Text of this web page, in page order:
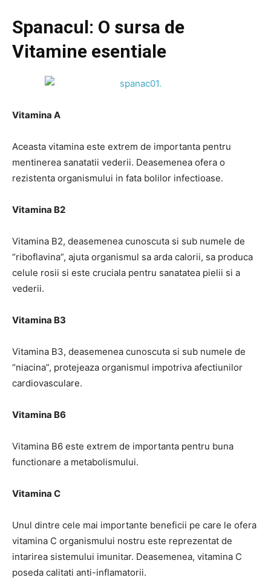
Spanacul: O sursa de
Vitamine esentiale
Vitamina A
Aceasta vitamina este extrem de importanta pentru
mentinerea sanatatii vederii. Deasemenea ofera o
rezistenta organismului in fata bolilor infectioase.
Vitamina B2
Vitamina B2, deasemenea cunoscuta si sub numele de
“riboflavina”, ajuta organismul sa arda calorii, sa produca
celule rosii si este cruciala pentru sanatatea pielii si a
vederii.
Vitamina B3
Vitamina B3, deasemenea cunoscuta si sub numele de
“niacina”, protejeaza organismul impotriva afectiunilor
cardiovasculare.
Vitamina B6
Vitamina B6 este extrem de importanta pentru buna
functionare a metabolismului.
Vitamina C
Unul dintre cele mai importante beneficii pe care le ofera
vitamina C organismului nostru este reprezentat de
intarirea sistemului imunitar. Deasemenea, vitamina C
poseda calitati anti-inflamatorii.